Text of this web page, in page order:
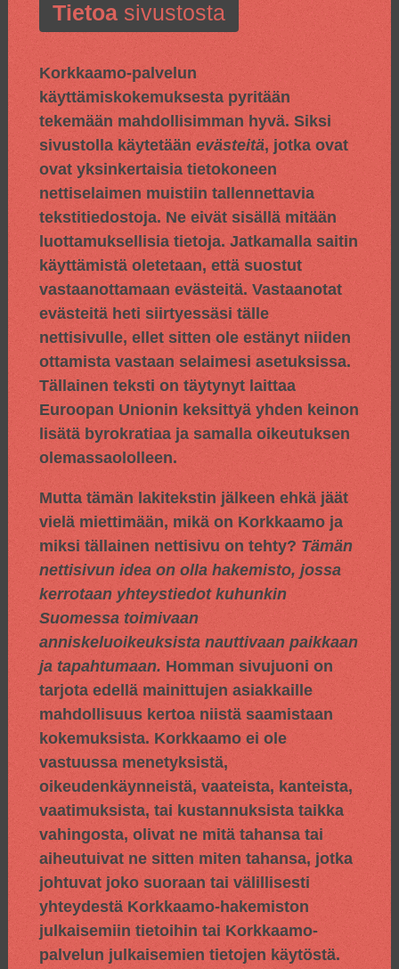
Tietoasivustosta
Korkkaamo-palvelun
käyttämiskokemuksesta pyritään
tekemään mahdollisimman hyvä. Siksi
sivustolla käytetään evästeitä, jotka ovat
ovat yksinkertaisia tietokoneen
nettiselaimen muistiin tallennettavia
tekstitiedostoja. Ne eivät sisällä mitään
luottamuksellisia tietoja. Jatkamalla saitin
käyttämistä oletetaan, että suostut
vastaanottamaan evästeitä. Vastaanotat
evästeitä heti siirtyessäsi tälle
nettisivulle, ellet sitten ole estänyt niiden
ottamista vastaan selaimesi asetuksissa.
Tällainen teksti on täytynyt laittaa
Euroopan Unionin keksittyä yhden keinon
lisätä byrokratiaa ja samalla oikeutuksen
olemassaololleen.
Mutta tämän lakitekstin jälkeen ehkä jäät
vielä miettimään, mikä on Korkkaamo ja
miksi tällainen nettisivu on tehty? Tämän
nettisivun idea on olla hakemisto, jossa
kerrotaan yhteystiedot kuhunkin
Suomessa toimivaan
anniskeluoikeuksista nauttivaan paikkaan
ja tapahtumaan. Homman sivujuoni on
tarjota edellä mainittujen asiakkaille
mahdollisuus kertoa niistä saamistaan
kokemuksista. Korkkaamo ei ole
vastuussa menetyksistä,
oikeudenkäynneistä, vaateista, kanteista,
vaatimuksista, tai kustannuksista taikka
vahingosta, olivat ne mitä tahansa tai
aiheutuivat ne sitten miten tahansa, jotka
johtuvat joko suoraan tai välillisesti
yhteydestä Korkkaamo-hakemiston
julkaisemiin tietoihin tai Korkkaamo-
palvelun julkaisemien tietojen käytöstä.